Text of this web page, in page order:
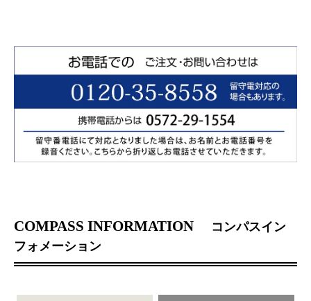
COMPASS INFORMATION
コンパスイン
フォメーション